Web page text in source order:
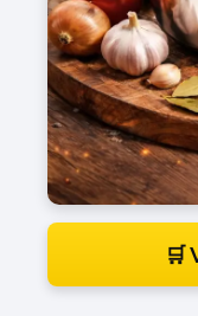
🛒